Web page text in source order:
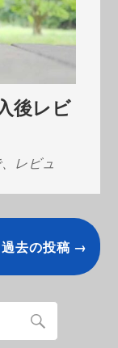
後レビ
レビュ
過去の投稿 →